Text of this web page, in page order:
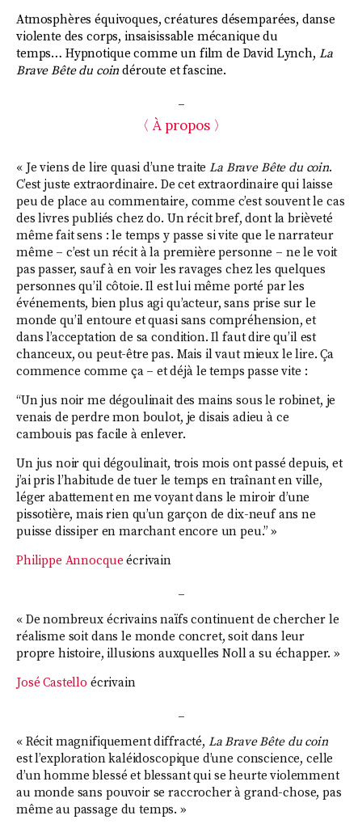
Atmosphères équivoques, créatures désemparées, danse
violente des corps, insaisissable mécanique du
temps… Hypnotique comme un film de David Lynch, La
Brave Bête du coin déroute et fascine.
〈 À propos 〉
« Je viens de lire quasi d’une traiteLa Brave Bête du coin.
C’est juste extraordinaire. De cet extraordinaire qui laisse
peu de place au commentaire, comme c’est souvent le cas
des livres publiés chez do. Un récit bref, dont la brièveté
même fait sens : le temps y passe si vite que le narrateur
même – c’est un récit à la première personne – ne le voit
pas passer, sauf à en voir les ravages chez les quelques
personnes qu’il côtoie. Il est lui même porté par les
événements, bien plus agi qu’acteur, sans prise sur le
monde qu’il entoure et quasi sans compréhension, et
dans l’acceptation de sa condition. Il faut dire qu’il est
chanceux, ou peut-être pas. Mais il vaut mieux le lire. Ça
commence comme ça – et déjà le temps passe vite :
“Un jus noir me dégoulinait des mains sous le robinet, je
venais de perdre mon boulot, je disais adieu à ce
cambouis pas facile à enlever.
Un jus noir qui dégoulinait, trois mois ont passé depuis, et
j’ai pris l’habitude de tuer le temps en traînant en ville,
léger abattement en me voyant dans le miroir d’une
pissotière, mais rien qu’un garçon de dix-neuf ans ne
puisse dissiper en marchant encore un peu.” »
Philippe Annocqueécrivain
« De nombreux écrivains naïfs continuent de chercher le
réalisme soit dans le monde concret, soit dans leur
propre histoire, illusions auxquelles Noll a su échapper. »
José Castello écrivain
« Récit magnifiquement diffracté, La Brave Bête du coin
est l’exploration kaléidoscopique d’une conscience, celle
d’un homme blessé et blessant qui se heurte violemment
au monde sans pouvoir se raccrocher à grand-chose, pas
même au passage du temps. »